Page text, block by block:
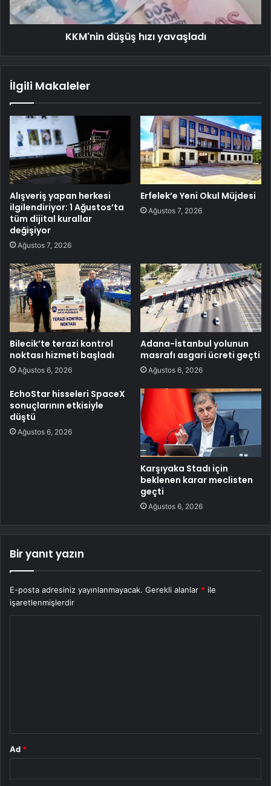
KKM'nin düşüş hızı yavaşladı
İlgili Makaleler
Alışveriş yapan herkesi
ilgilendiriyor: 1 Ağustos’ta
tüm dijital kurallar
değişiyor
Ağustos 7, 2026
Erfelek’e Yeni Okul Müjdesi
Ağustos 7, 2026
Bilecik’te terazi kontrol
noktası hizmeti başladı
Ağustos 6, 2026
Adana-İstanbul yolunun
masrafı asgari ücreti geçti
Ağustos 6, 2026
EchoStar hisseleri SpaceX
sonuçlarının etkisiyle
düştü
Ağustos 6, 2026
Karşıyaka Stadı için
beklenen karar meclisten
geçti
Ağustos 6, 2026
Bir yanıt yazın
E-posta adresiniz yayınlanmayacak. Gerekli alanlar * ile
işaretlenmişlerdir
Ad *